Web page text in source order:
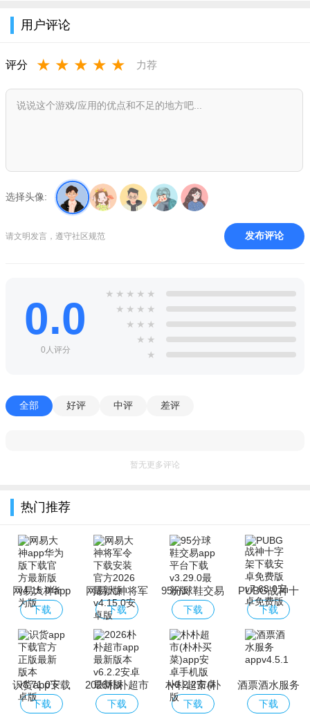
用户评论
评分 ★ ★ ★ ★ ★ 力荐
选择头像:
请文明发言，遵守社区规范 发布评论
0.0
0人评分
★ ★ ★ ★ ★
★ ★ ★ ★
★ ★ ★
★ ★
★
全部 好评 中评 差评
暂无更多评论
热门推荐
网易大神app
华为版下载官
方最新版
下载
网易大神将军
令下载安装官
方2026最新版
下载
95分球鞋交易
app平台下载
下载
PUBG战神十
字架下载安卓
免费版
下载
识货app下载
官方正版最新
下载
2026朴朴超市
app最新版本
下载
朴朴超市(朴
朴买菜)app安
下载
酒票酒水服务
app
下载